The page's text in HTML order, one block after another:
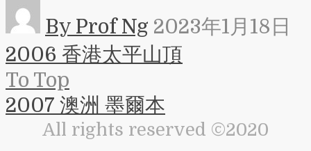
By Prof Ng 2023年1月18日
2006 香港太平山頂
To Top
2007 澳洲 墨爾本
All rights reserved ©2020